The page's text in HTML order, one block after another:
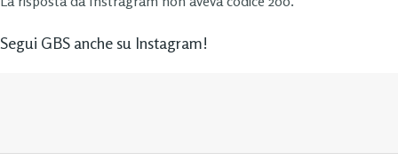
Segui GBS anche su Instagram!